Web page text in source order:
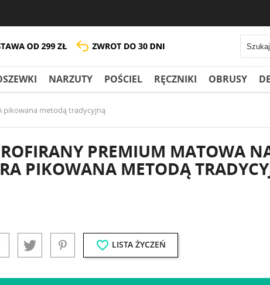
NARZUTY POŚCIEL RĘCZNIKI OBRUSY
pikowana metodą tradycyjną
PREMIUM MATOWA
PIKOWANA METODĄ
favorite_border LISTA ŻYCZEŃ